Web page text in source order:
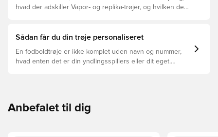
hvad der adskiller Vapor- og replika-trøjer, og hvilken der
Sådan får du din trøje personaliseret
En fodboldtrøje er ikke komplet uden navn og nummer,
hvad enten det er din yndlingsspillers eller dit eget.
Anbefalet til dig